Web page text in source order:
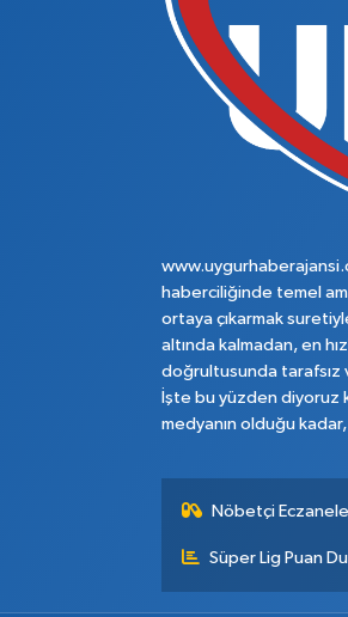
haberciliğinde temel
ortaya çıkarmak
altında kalmadan, en
doğrultusunda tarafsız
İşte bu yüzden diyoruz
medyanın olduğu
Nöbetçi
Süper Lig Puan